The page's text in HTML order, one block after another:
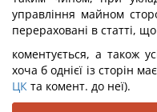
управління майном
перераховані в статті, що
коментується, а також
хоча б однієї із сторін
ЦК та комент. до неї).